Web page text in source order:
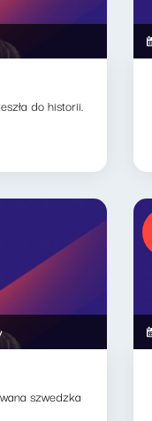
do historii.
szwedzka